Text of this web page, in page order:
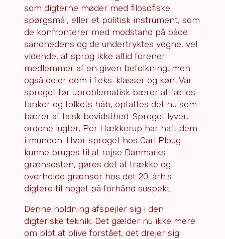
som digterne møder med filosofiske
spørgsmål, eller et politisk instrument, som
de konfronterer med modstand på både
sandhedens og de undertryktes vegne, vel
vidende, at sprog ikke altid forener
medlemmer af en given befolkning, men
også deler dem i f.eks. klasser og køn. Var
sproget før uproblematisk bærer af fælles
tanker og folkets håb, opfattes det nu som
bærer af falsk bevidsthed: Sproget lyver,
ordene lugter, Per Hækkerup har haft dem
i munden. Hvor sproget hos Carl Ploug
kunne bruges til at rejse Danmarks
grænsesten, gøres det at trække og
overholde grænser hos det 20. årh.s
digtere til noget på forhånd suspekt.
Denne holdning afspejler sig i den
digteriske teknik. Det gælder nu ikke mere
om blot at blive forstået, det drejer sig